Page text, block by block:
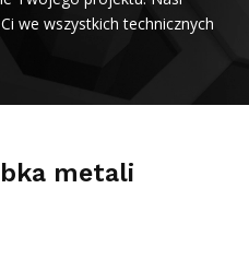
we wszystkich technicznych
metali